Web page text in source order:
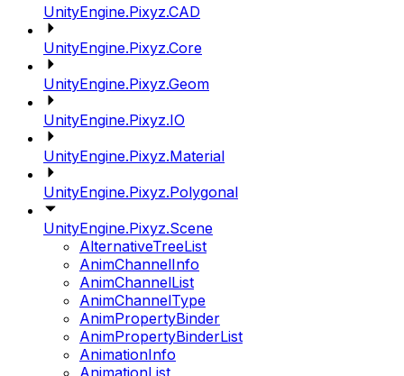
UnityEngine.Pixyz.CAD
UnityEngine.Pixyz.Core
UnityEngine.Pixyz.Geom
UnityEngine.Pixyz.IO
UnityEngine.Pixyz.Material
UnityEngine.Pixyz.Polygonal
UnityEngine.Pixyz.Scene
AlternativeTreeList
AnimChannelInfo
AnimChannelList
AnimChannelType
AnimPropertyBinder
AnimPropertyBinderList
AnimationInfo
AnimationList